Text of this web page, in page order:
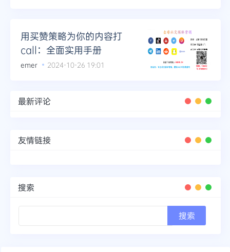
用买赞策略为你的内容打
call：全面实用手册
emer 2024-10-26 19:01
最新评论
友情链接
搜索